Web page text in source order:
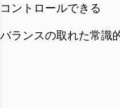
コントロールできる
バランスの取れた常識